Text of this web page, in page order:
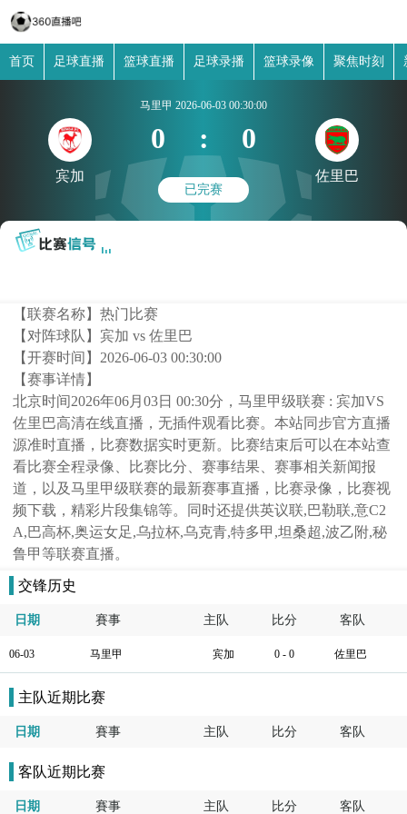
首页 足球直播 篮球直播 足球录播 篮球录像 聚焦时刻
宾加
马里甲 2026-06-03 00:30:00
0 : 0
已完赛
佐里巴
【联赛名称】热门比赛
【对阵球队】 宾加 vs 佐里巴
【开赛时间】 2026-06-03 00:30:00
【赛事详情】
北京时间2026年06月03日 00:30分，马里甲级联赛 : 宾加VS
佐里巴高清在线直播，无插件观看比赛。本站同步官方直播
源准时直播，比赛数据实时更新。比赛结束后可以在本站查
看比赛全程录像、比赛比分、赛事结果、赛事相关新闻报
道，以及马里甲级联赛的最新赛事直播，比赛录像，比赛视
频下载，精彩片段集锦等。同时还提供英议联,巴勒联,意C2
A,巴高杯,奥运女足,乌拉杯,乌克青,特多甲,坦桑超,波乙附,秘
鲁甲等联赛直播。
交锋历史
日期 賽事 主队 比分 客队
06-03 马里甲 宾加 0 - 0 佐里巴
主队近期比赛
日期 賽事 主队 比分 客队
客队近期比赛
日期 賽事 主队 比分 客队